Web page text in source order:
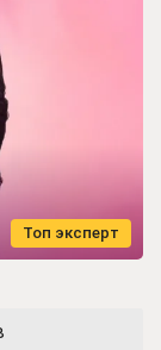
Топ эксперт